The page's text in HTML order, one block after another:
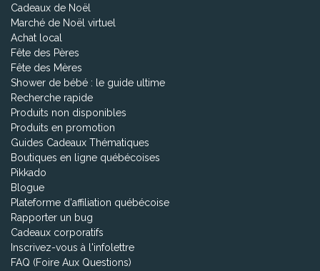
Cadeaux de Noël
Marché de Noël virtuel
Achat local
Fête des Pères
Fête des Mères
Shower de bébé : le guide ultime
Recherche rapide
Produits non disponibles
Produits en promotion
Guides Cadeaux Thématiques
Boutiques en ligne québécoises
Pikkado
Blogue
Plateforme d'affiliation québécoise
Rapporter un bug
Cadeaux corporatifs
Inscrivez-vous à l'infolettre
FAQ (Foire Aux Questions)